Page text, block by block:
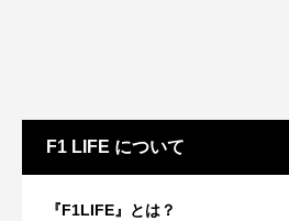
F1 LIFE について
『F1LIFE』とは？